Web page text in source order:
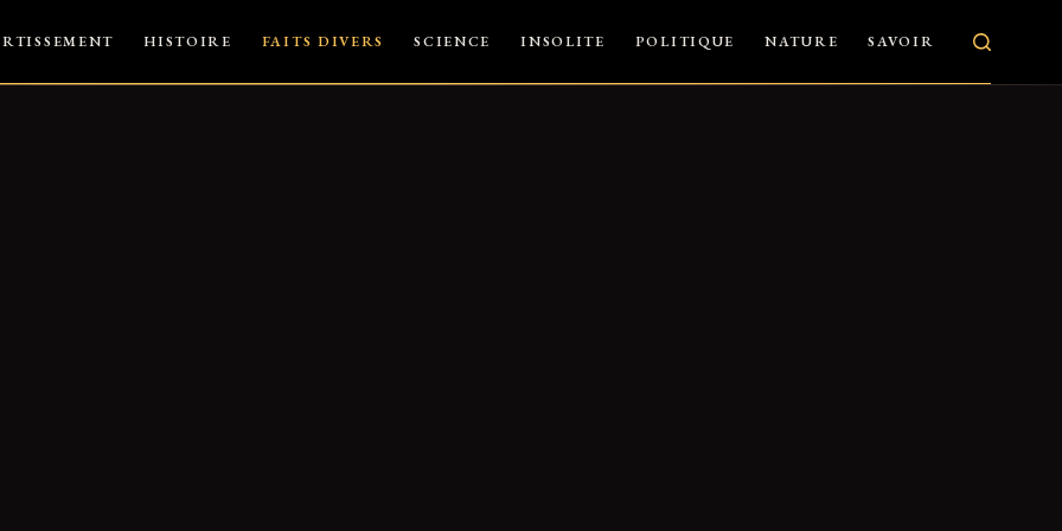
HISTOIRE FAITS DIVERS SCIENCE INSOLITE POLITIQUE NATURE SAVOIR